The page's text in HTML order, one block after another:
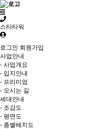
스타타워
로그인 회원가입
사업안내
- 사업개요
- 입지안내
- 프리미엄
- 오시는 길
세대안내
- 조감도
- 평면도
- 층별배치도